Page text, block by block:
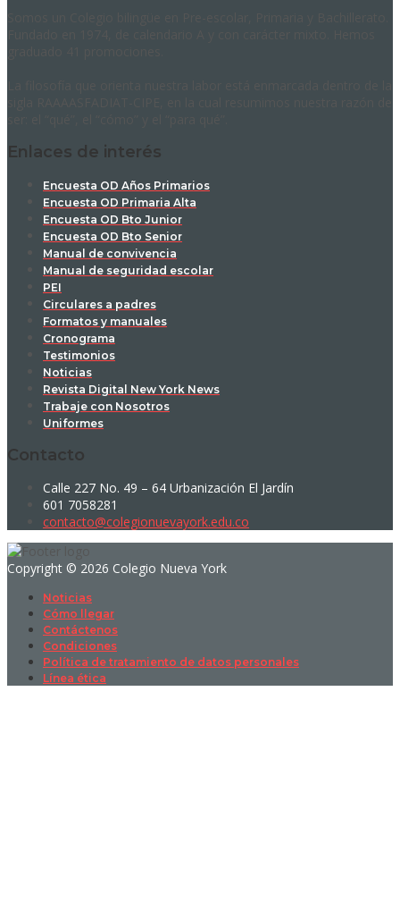
Enlaces de interés
Encuesta OD Años Primarios
Encuesta OD Primaria Alta
Encuesta OD Bto Junior
Encuesta OD Bto Senior
Manual de convivencia
Manual de seguridad escolar
PEI
Circulares a padres
Formatos y manuales
Cronograma
Testimonios
Noticias
Revista Digital New York News
Trabaje con Nosotros
Uniformes
Contacto
Calle 227 No. 49 – 64 Urbanización El Jardín
601 7058281
contacto@colegionuevayork.edu.co
Copyright © 2026 Colegio Nueva York
Noticias
Cómo llegar
Contáctenos
Condiciones
Política de tratamiento de datos personales
Línea ética